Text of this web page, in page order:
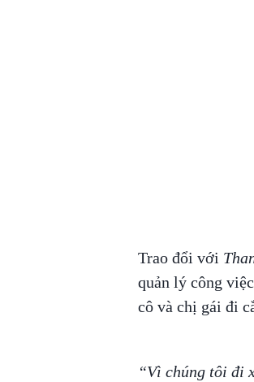
Trao đổi với
quản lý công
cô và chị gái đi
“Vì chúng tôi đi